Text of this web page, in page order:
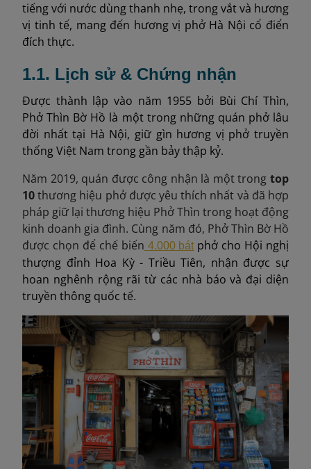
tiếng với nước dùng thanh nhẹ, trong vắt và hương
vị tinh tế, mang đến hương vị phở Hà Nội cổ điển
đích thực.
1.1. Lịch sử & Chứng nhận
Được thành lập vào năm 1955 bởi Bùi Chí Thìn,
Phở Thìn Bờ Hồ là một trong những quán phở lâu
đời nhất tại Hà Nội, giữ gìn hương vị phở truyền
thống Việt Nam trong gần bảy thập kỷ.
Năm 2019, quán được công nhận là một trong top
10thương hiệu phở được yêu thích nhất và đã hợp
pháp giữ lại thương hiệu Phở Thìn trong hoạt động
kinh doanh gia đình. Cùng năm đó, Phở Thìn Bờ Hồ
được chọn để chế biến 4.000 bátphở cho Hội nghị
thượng đỉnh Hoa Kỳ - Triều Tiên, nhận được sự
hoan nghênh rộng rãi từ các nhà báo và đại diện
truyền thông quốc tế.